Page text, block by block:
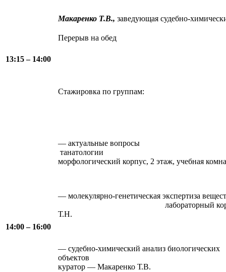
Макаренко Т.В., заведующая судебно-
13:15 – 14:00
Перерыв на обед
14:00 – 16:00
Стажировка по группам:
— актуальные вопросы
морфологический корпус, 2 этаж, учебная
— молекулярно-генетическая экспертиза
лабораторный корпус, 4
Т.Н.
— судебно-химический анализ биологических
объектов
куратор — Макаренко Т.В.